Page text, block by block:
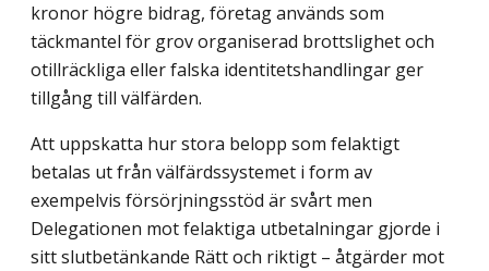
kronor högre bidrag, företag används som
täckmantel för grov organiserad brottslighet och
otillräckliga eller falska identitetshandlingar ger
tillgång till välfärden.
Att uppskatta hur stora belopp som felaktigt
betalas ut från välfärdssystemet i form av
exempelvis försörjningsstöd är svårt men
Delegationen mot felaktiga utbetalningar gjorde i
sitt slutbetänkande Rätt och riktigt – åtgärder mot